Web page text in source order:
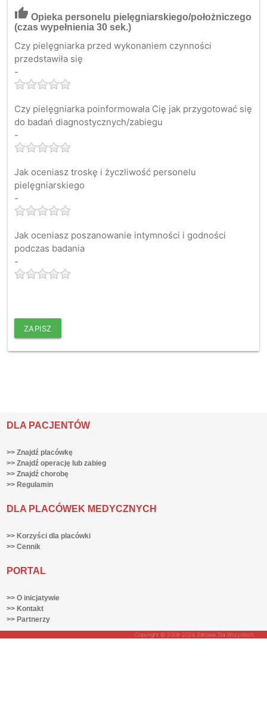
thumb_up Opieka personelu pielęgniarskiego/położniczego
(czas wypełnienia 30 sek.)
Czy pielęgniarka przed wykonaniem czynności
przedstawiła się
-
Czy pielęgniarka poinformowała Cię jak przygotować się
do badań diagnostycznych/zabiegu
-
Jak oceniasz troskę i życzliwość personelu
pielęgniarskiego
-
Jak oceniasz poszanowanie intymności i godności
podczas badania
-
ZAPISZ
DLA PACJENTÓW
>> Znajdź placówkę
>> Znajdź operację lub zabieg
>> Znajdź chorobę
>> Regulamin
DLA PLACÓWEK MEDYCZNYCH
>> Korzyści dla placówki
>> Cennik
PORTAL
>> O inicjatywie
>> Kontakt
>> Partnerzy
Copyright © 2008-2026 Zdrowie Dla Wszystkich